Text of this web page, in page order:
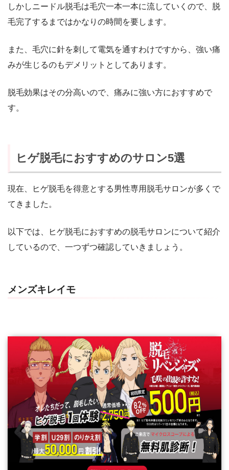
しかしニードル脱毛は毛穴一本一本に流していくので、脱
毛完了するまではかなりの時間を要します。
また、毛穴に針を刺して電気を通すわけですから、強い痛
みが生じるのもデメリットとしてあります。
脱毛効果はその分高いので、痛みに強い方におすすめで
す。
ヒゲ脱毛におすすめのサロン5選
現在、ヒゲ脱毛を得意とする男性専用脱毛サロンが多くで
てきました。
以下では、ヒゲ脱毛におすすめの脱毛サロンについて紹介
しているので、一つずつ確認していきましょう。
メンズキレイモ